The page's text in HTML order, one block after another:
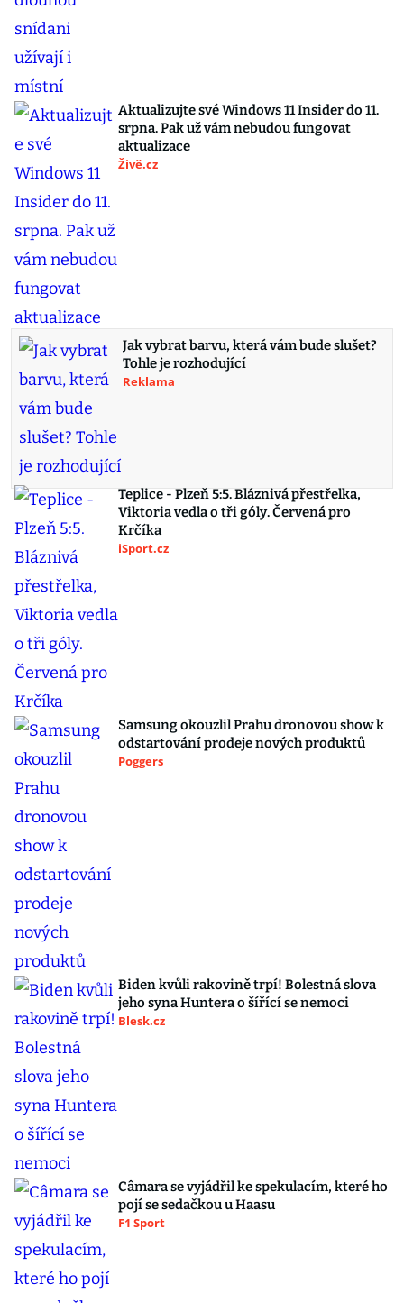
Aktualizujte své Windows 11 Insider do 11.
srpna. Pak už vám nebudou fungovat
aktualizace
Živě.cz
Jak vybrat barvu, která vám bude slušet?
Tohle je rozhodující
Reklama
Teplice - Plzeň 5:5. Bláznivá přestřelka,
Viktoria vedla o tři góly. Červená pro
Krčíka
iSport.cz
Samsung okouzlil Prahu dronovou show k
odstartování prodeje nových produktů
Poggers
Biden kvůli rakovině trpí! Bolestná slova
jeho syna Huntera o šířící se nemoci
Blesk.cz
Câmara se vyjádřil ke spekulacím, které ho
pojí se sedačkou u Haasu
F1 Sport